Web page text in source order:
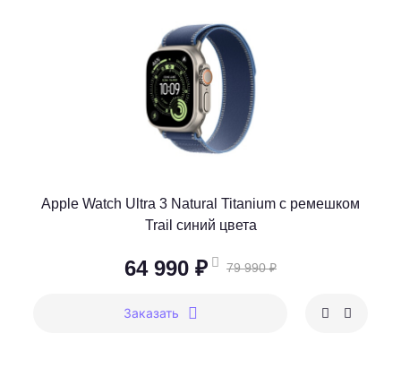
Apple Watch Ultra 3 Natural Titanium c ремешком
Trail синий цвета
64 990 ₽ 79 990 ₽
Заказать